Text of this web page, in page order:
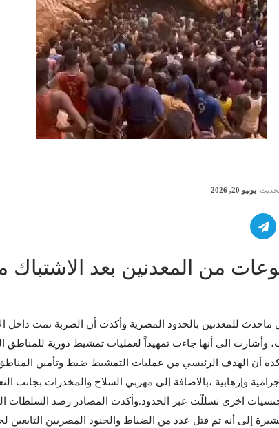
يونيو 20, 2026
من المعدنين بعد الاشتباك
للمعدنين بالحدود المصرية وأكدت أن الضربة تمت داخل
وأشارت الى أنها جاءت تمهيداً لعمليات تمشيط دورية للمناطق
أن الهدف الرئيسي من عمليات التمشيط ضبط وتأمين المناطق
وإرهابية ،بالاضافة إلى مهربي السلاح والمخدرات بجانب
اخرى تسللّت عبر الحدود.وأكدت المصادر رصد السلطات
إلى أنه تم قتل عدد من الضباط والجنود المصريين التابعين